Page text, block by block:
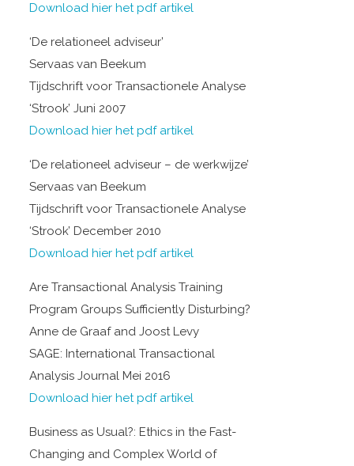
Download hier het pdf artikel
‘De relationeel adviseur’
Servaas van Beekum
Tijdschrift voor Transactionele Analyse
‘Strook’ Juni 2007
Download hier het pdf artikel
‘De relationeel adviseur – de werkwijze’
Servaas van Beekum
Tijdschrift voor Transactionele Analyse
‘Strook’ December 2010
Download hier het pdf artikel
Are Transactional Analysis Training
Program Groups Sufficiently Disturbing?
Anne de Graaf and Joost Levy
SAGE: International Transactional
Analysis Journal Mei 2016
Download hier het pdf artikel
Business as Usual?: Ethics in the Fast-
Changing and Complex World of